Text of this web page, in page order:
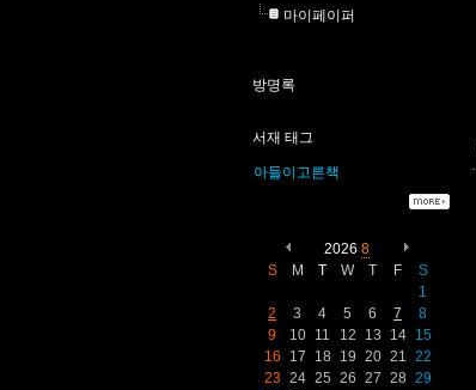
마이페이퍼
방명록
서재 태그
아들이고른책
2026 8
S
M T W T F
S
1
2
3 4 5 6 7
8
9
10 11 12 13 14
15
16
17 18 19 20 21 22
23 24 25 26 27 28 29